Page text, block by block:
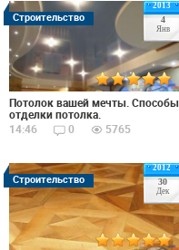
2013
4
Янв
Строительство
Потолок вашей мечты. Способы
отделки потолка.
14:46
0 5765
2012
30
Дек
Строительство